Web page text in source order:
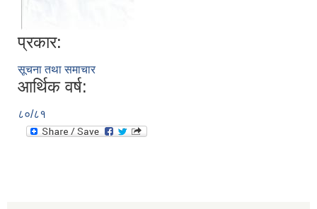
प्रकार:
सूचना तथा समाचार
आर्थिक वर्ष:
८०/८१